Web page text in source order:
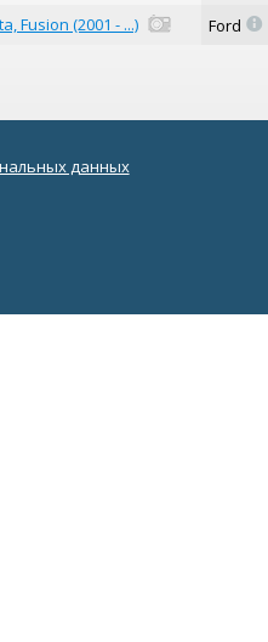
Fusion (2001 - ...) Ford =
данных